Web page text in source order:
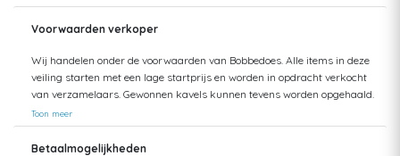
Voorwaarden verkoper
Wij handelen onder de voorwaarden van Bobbedoes. Alle items in deze
veiling starten met een lage startprijs en worden in opdracht verkocht
van verzamelaars. Gewonnen kavels kunnen tevens worden opgehaald.
Uw aankopen worden gecombineerd verzonden om hoge verzendkosten
te kunnen beperken. Zendingen worden gedaan vanuit zowel België als
Nederland. Bij verzending van bedragen hoger dan €75 wordt een
Toon meer
Betaalmogelijkheden